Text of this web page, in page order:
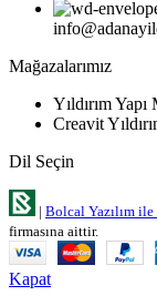
Mağazalarımız
Yıldırım Yapı
Creavit
Dil Seçin
| Bolcal Yazılım
firmasına aittir.
Kapat